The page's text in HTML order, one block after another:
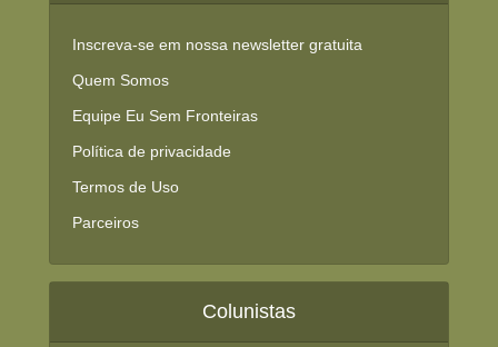
Inscreva-se em nossa newsletter gratuita
Quem Somos
Equipe Eu Sem Fronteiras
Política de privacidade
Termos de Uso
Parceiros
Colunistas